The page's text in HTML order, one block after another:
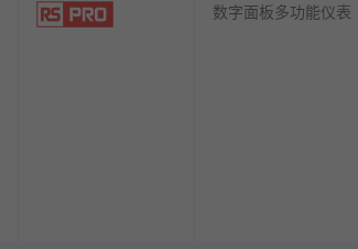
数字面板多功能仪表